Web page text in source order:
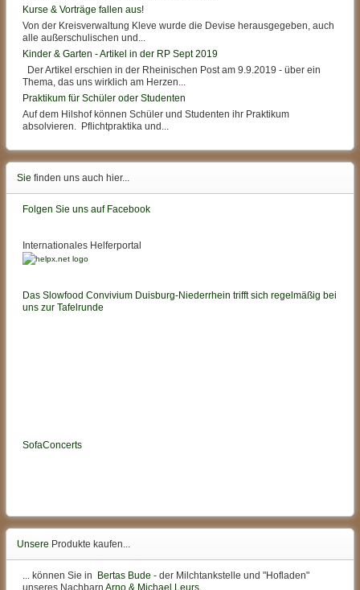
Kurse & Vorträge fallen aus!
Von der Kreisverwaltung Kleve wurde die Devise herausgegeben, auch
alle außerschulischen und...
Kinder & Garten - Artikel in der RP Sept 2019
Der Artikel erschien in der Rheinischen Post am 9.9.2019 - über ein
Thema, das uns wirklich am Herzen...
Praktikum für Schüler oder Studenten
Auf dem Hilshof können Schüler und Studenten ihr Praktikum
absolvieren. Pflichtpraktika und...
Sie finden uns auch hier...
Folgen Sie uns auf Facebook
Internationales Helferportal
Das Slowfood Convivium Duisburg-Niederrhein trifft sich regelmäßig bei
uns zur Tafelrunde
SofaConcerts
Unsere Produkte kaufen...
... können Sie in Bertas Bude - der Milchtankstelle und "Hofladen"
unseres Nachbarn Arno & Michael Leurs